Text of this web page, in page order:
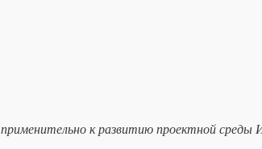
применительно к развитию проектной среды